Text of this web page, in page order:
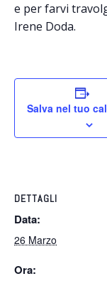
e per farvi
Irene Doda.
Salva nel tuo
DETTAGLI
Data:
26 Marzo
Ora: